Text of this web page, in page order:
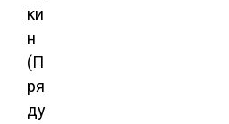
ки
н
(П
ря
ду